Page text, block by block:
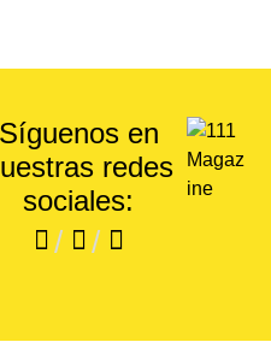
Síguenos en
redes
sociales:
/ /